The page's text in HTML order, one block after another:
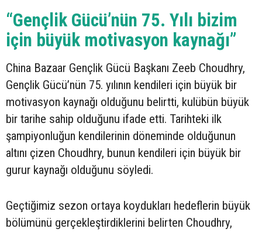
“Gençlik Gücü’nün 75. Yılı bizim
için büyük motivasyon kaynağı”
China Bazaar Gençlik Gücü Başkanı Zeeb Choudhry,
Gençlik Gücü’nün 75. yılının kendileri için büyük bir
motivasyon kaynağı olduğunu belirtti, kulübün büyük
bir tarihe sahip olduğunu ifade etti. Tarihteki ilk
şampiyonluğun kendilerinin döneminde olduğunun
altını çizen Choudhry, bunun kendileri için büyük bir
gurur kaynağı olduğunu söyledi.
Geçtiğimiz sezon ortaya koydukları hedeflerin büyük
bölümünü gerçekleştirdiklerini belirten Choudhry,